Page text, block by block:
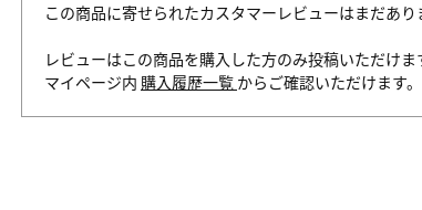
この商品に寄せられたカスタマーレビューはまだあり
レビューはこの商品を購入した方のみ投稿いただけま
マイページ内 購入履歴一覧 からご確認いただけます。